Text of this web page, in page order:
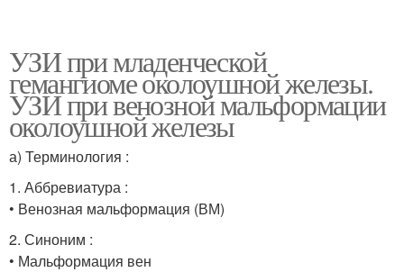
УЗИ при младенческой
гемангиоме околоушной железы.
УЗИ при венозной мальформации
околоушной железы
а) Терминология :
1. Аббревиатура :
• Венозная мальформация (ВМ)
2. Синоним :
• Мальформация вен